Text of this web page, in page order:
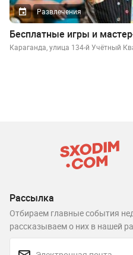
Развлечения
Бесплатные игры и
Караганда, улица 134-й Учётный
Рассылка
Отбираем главные события
рассказываем о них в нашей